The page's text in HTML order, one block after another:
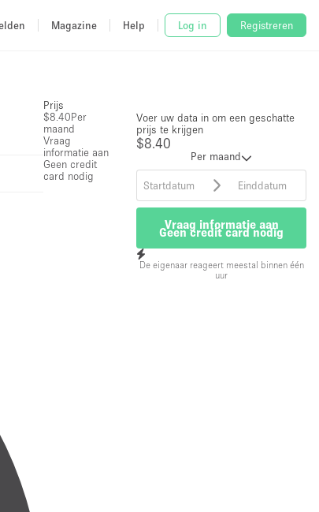
Magazine Help Log in Registreren
Voer uw data in om een geschatte
prijs te krijgen
$8.40
Per maand
Vraag informatie aan
Geen credit card nodig
De eigenaar reageert meestal binnen één
uur
Prijs
$8.40Per
maand
Vraag
informatie aan
Geen credit
card nodig